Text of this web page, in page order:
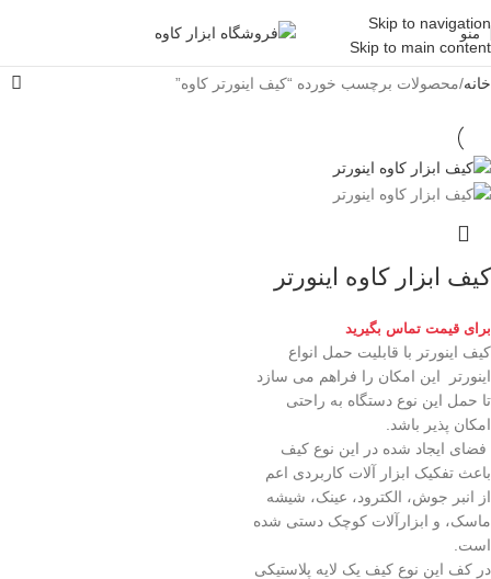
Skip to navigation
Skip to main content
منو
خانه محصولات برچسب خورده “کیف اینورتر کاوه”
کیف ابزار کاوه اینورتر
برای قیمت تماس بگیرید
کیف اینورتر با قابلیت حمل انواع
اینورتر این امکان را فراهم می سازد
تا حمل این نوع دستگاه به راحتی
امکان پذیر باشد.
فضای ایجاد شده در این نوع کیف
باعث تفکیک ابزار آلات کاربردی اعم
از انبر جوش، الکترود، عینک، شیشه
ماسک، و ابزارآلات کوچک دستی شده
است.
در کف این نوع کیف یک لایه پلاستیکی